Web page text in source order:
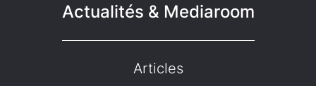
Actualités & Mediaroom
Articles